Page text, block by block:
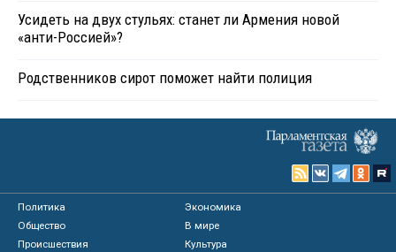
Усидеть на двух стульях: станет ли Армения новой
«анти-Россией»?
Родственников сирот поможет найти полиция
Политика
Экономика
Общество
В мире
Происшествия
Культура